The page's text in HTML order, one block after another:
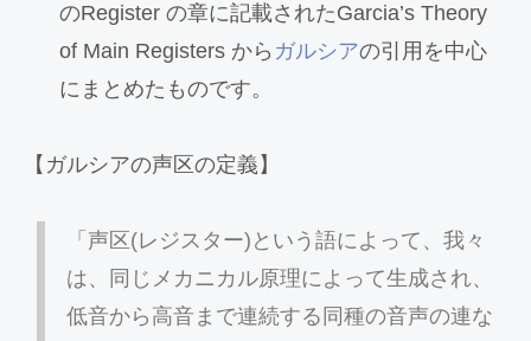
のRegister の章に記載されたGarcia’s Theory
of Main Registers から ガルシアの引用を中心
にまとめたものです。
【ガルシアの声区の定義】
「声区(レジスター)という語によって、我々
は、同じメカニカル原理によって生成され、
低音から高音まで連続する同種の音声の連な